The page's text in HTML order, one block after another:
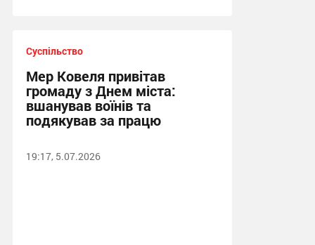
Суспільство
Мер Ковеля привітав
громаду з Днем міста:
вшанував воїнів та
подякував за працю
19:17, 5.07.2026